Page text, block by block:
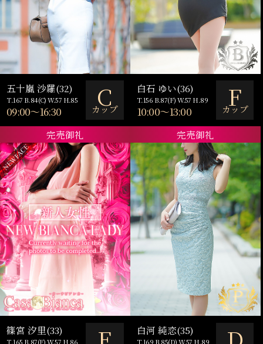
五十嵐 沙羅(32)
T.167 B.84(C) W.57 H.85
09:00～16:30 C
カップ
完売御礼
白石 ゆい(36)
T.156 B.87(F) W.57 H.89
10:00～13:00 F
カップ
完売御礼
篠宮 汐里(33)
T.165 B.87(F) W.57 H.86
白河 純恋(35)
T.169 B.85(D) W.57 H.89